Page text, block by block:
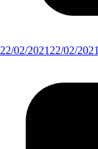
22/02/2021 22/02/2021